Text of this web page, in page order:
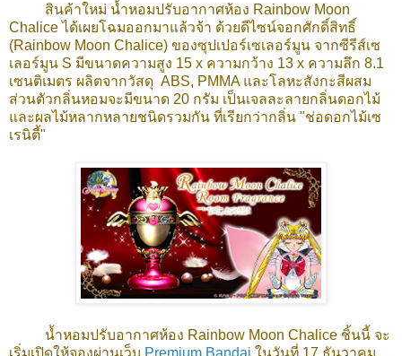
สินค้าใหม่ น้ำหอมปรับอากาศห้อง Rainbow Moon
Chalice ได้เผยโฉมออกมาแล้วจ้า ด้วยดีไซน์จอกศักดิ์สิทธิ์
(Rainbow Moon Chalice) ของซุปเปอร์เซเลอร์มูน จากซีรีส์เซ
เลอร์มูน S มีขนาดความสูง 15 x ความกว้าง 13 x ความลึก 8.1
เซนติเมตร ผลิตจากวัสดุ ABS, PMMA และโลหะสังกะสีผสม
ส่วนตัวกลิ่นหอมจะมีขนาด 20 กรัม เป็นเจลละลายกลิ่นดอกไม้
และผลไม้หลากหลายชนิดรวมกัน ที่เรียกว่ากลิ่น "ช่อดอกไม้เซ
เรนิตี้"
น้ำหอมปรับอากาศห้อง Rainbow Moon Chalice ชิ้นนี้ จะ